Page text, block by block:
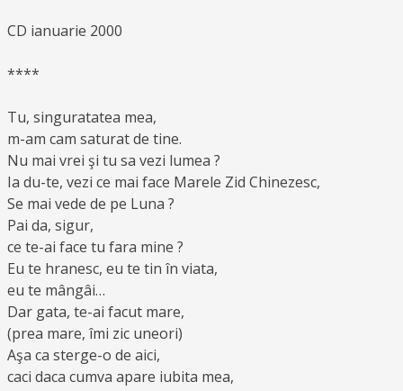
CD ianuarie 2000
****
Tu, singuratatea mea,
m-am cam saturat de tine.
Nu mai vrei şi tu sa vezi lumea ?
Ia du-te, vezi ce mai face Marele Zid Chinezesc,
Se mai vede de pe Luna ?
Pai da, sigur,
ce te-ai face tu fara mine ?
Eu te hranesc, eu te tin în viata,
eu te mângâi…
Dar gata, te-ai facut mare,
(prea mare, îmi zic uneori)
Aşa ca sterge-o de aici,
caci daca cumva apare iubita mea,